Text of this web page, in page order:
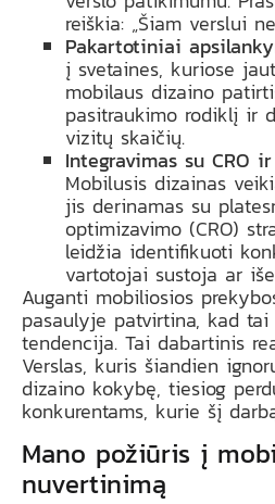
reiškia: „Šiam verslui
Pakartotiniai
į svetaines, kuriose
mobilaus dizaino
pasitraukimo rodiklį ir
vizitų skaičių.
Integravimas su CRO
Mobilusis dizainas
jis derinamas su
optimizavimo (CRO)
leidžia identifikuoti
vartotojai sustoja ar
Auganti mobiliosios
pasaulyje patvirtina, kad
tendencija. Tai dabartinis
Verslas, kuris šiandien
dizaino kokybę, tiesiog
konkurentams, kurie šį
Mano požiūris į
nuvertinimą